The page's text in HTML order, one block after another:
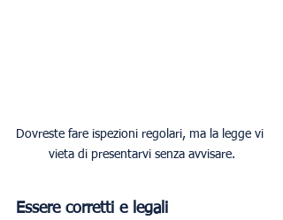
Dovreste fare ispezioni regolari, ma la legge vi
vieta di presentarvi senza avvisare.
Essere corretti e legali